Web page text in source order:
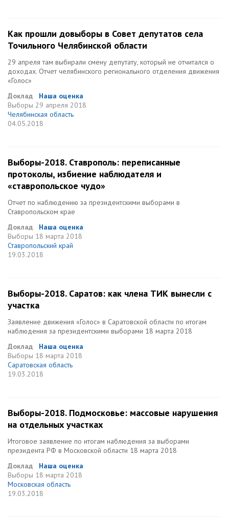
Как прошли довыборы в Совет депутатов села
Точильного Челябинской области
29 апреля там выбирали смену депутату, который не отчитался о
доходах. Отчет челябинского регионального отделения движения
«Голос»
Доклад
Наша оценка
Выборы 29 апреля 2018
Челябинская область
04.05.2018
Выборы-2018. Ставрополь: переписанные
протоколы, избиение наблюдателя и
«ставропольское чудо»
Отчет по наблюдению за президентскими выборами в
Ставропольском крае
Доклад
Наша оценка
Выборы 18 марта 2018
Ставропольский край
19.03.2018
Выборы-2018. Саратов: как члена ТИК вынесли с
участка
Заявление движения «Голос» в Саратовской области по итогам
наблюдения за президентскими выборами 18 марта 2018
Доклад
Наша оценка
Выборы 18 марта 2018
Саратовская область
19.03.2018
Выборы-2018. Подмосковье: массовые нарушения
на отдельных участках
Итоговое заявление по итогам наблюдения за выборами
президента РФ в Московской области 18 марта 2018
Доклад
Наша оценка
Выборы 18 марта 2018
Московская область
19.03.2018